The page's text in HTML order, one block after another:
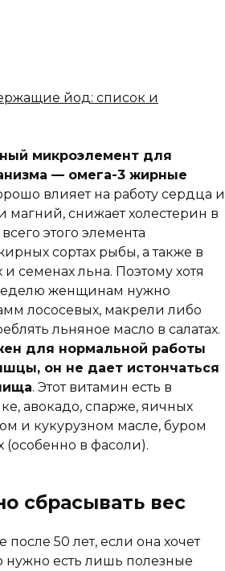
йод: список и
микроэлемент для
— омега-3 жирные
влияет на работу сердца и
магний, снижает холестерин в
этого элемента
сортах рыбы, а также в
и семенах льна. Поэтому хотя
женщинам нужно
лососевых, макрели либо
льняное масло в салатах.
для нормальной работы
он не дает истончаться
. Этот витамин есть в
авокадо, спарже, яичных
и кукурузном масле, буром
(особенно в фасоли).
сбрасывать вес
50 лет, если она хочет
нужно есть лишь полезные